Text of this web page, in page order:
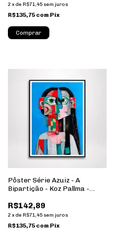
2 x de R$71,45 sem juros
R$135,75 com Pix
Comprar
Pôster Série Azuiz - A
Bipartição - Koz Pallma -
Sem Moldura
R$142,89
2 x de R$71,45 sem juros
R$135,75 com Pix